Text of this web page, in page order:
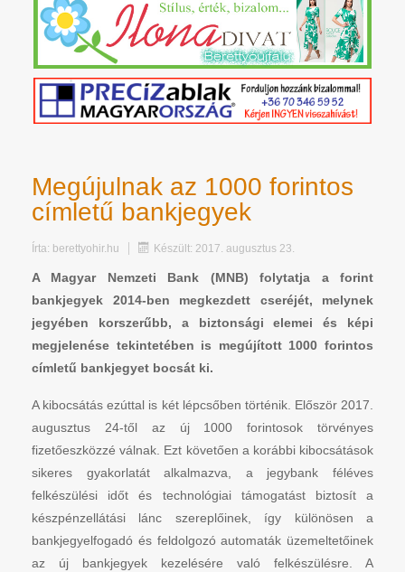
Megújulnak az 1000 forintos
címletű bankjegyek
Írta: berettyohir.hu Készült: 2017. augusztus 23.
A Magyar Nemzeti Bank (MNB) folytatja a forint
bankjegyek 2014-ben megkezdett cseréjét, melynek
jegyében korszerűbb, a biztonsági elemei és képi
megjelenése tekintetében is megújított 1000 forintos
címletű bankjegyet bocsát ki.
A kibocsátás ezúttal is két lépcsőben történik. Először 2017.
augusztus 24-től az új 1000 forintosok törvényes
fizetőeszközzé válnak. Ezt követően a korábbi kibocsátások
sikeres gyakorlatát alkalmazva, a jegybank féléves
felkészülési időt és technológiai támogatást biztosít a
készpénzellátási lánc szereplőinek, így különösen a
bankjegyelfogadó és feldolgozó automaták üzemeltetőinek
az új bankjegyek kezelésére való felkészülésre. A